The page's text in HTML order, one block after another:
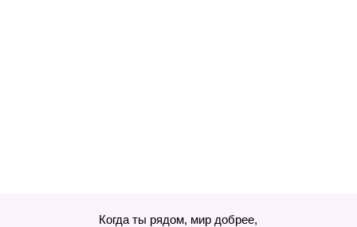
Когда ты рядом, мир добрее,